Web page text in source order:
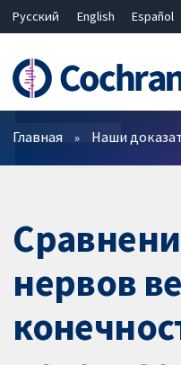
Русский English Español
Bahasa Malaysia
ไทย
繁
简体中文
Фильтры
Главная Наши
нервов